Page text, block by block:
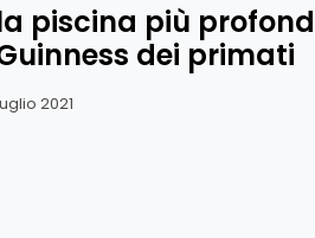
piscina più
dei primati
2021